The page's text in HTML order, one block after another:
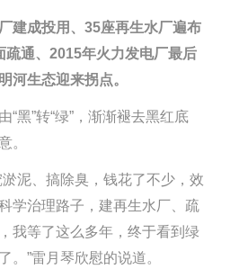
建成投用、35座再生水厂遍布
疏通、2015年火力发电厂最后
河生态迎来拐点。
“黑”转“绿”，渐渐褪去黑红底
。
泥、搞除臭，钱花了不少，效
学治理路子，建再生水厂、疏
我等了这么多年，终于看到绿
。”雷月琴欣慰的说道。